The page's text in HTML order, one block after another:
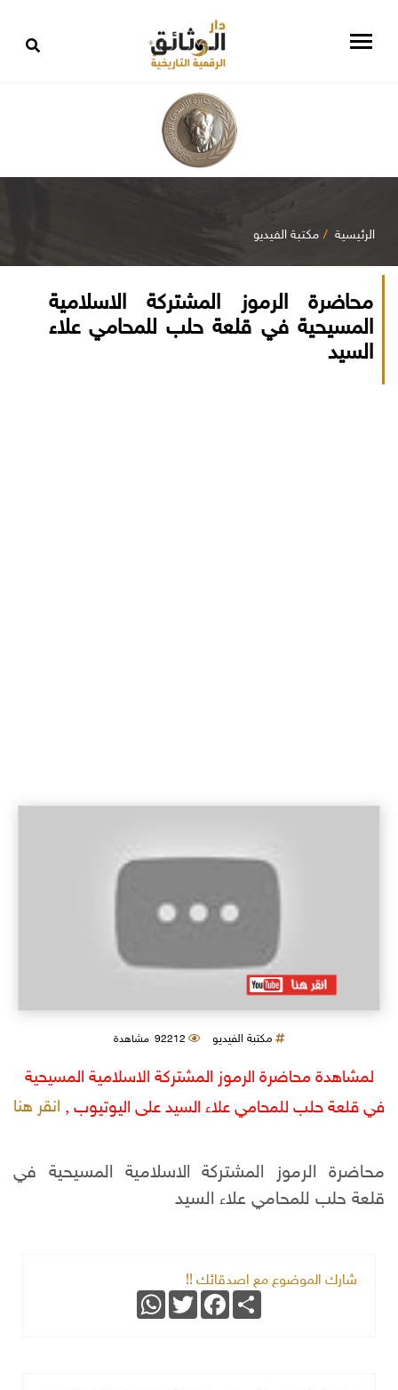
الرئيسية مكتبة الفيديو
محاضرة الرموز المشتركة الاسلامية
المسيحية في قلعة حلب للمحامي علاء
السيد
مكتبة الفيديو 92212 مشاهدة
لمشاهدة محاضرة الرموز المشتركة الاسلامية المسيحية
في قلعة حلب للمحامي علاء السيد على اليوتيوب , انقر هنا
محاضرة الرموز المشتركة الاسلامية المسيحية في
قلعة حلب للمحامي علاء السيد
شارك الموضوع مع اصدقائك !!
Share
Facebook
Twitter
WhatsApp